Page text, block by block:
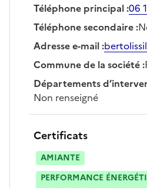
Téléphone principal:06
Téléphone secondaire:
Adresse e-mail:
Commune de la société:
Départements
Non renseigné
Certificats
AMIANTE
PERFORMANCE